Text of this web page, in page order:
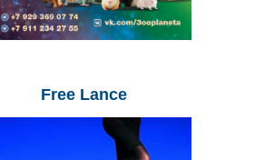
Free Lance